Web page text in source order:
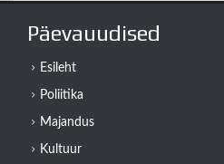
Päevauudised
Esileht
Poliitika
Majandus
Kultuur